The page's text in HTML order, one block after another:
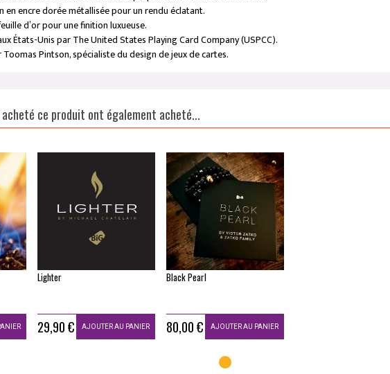
en encre dorée métallisée pour un rendu éclatant.
d’or pour une finition luxueuse.
États-Unis parThe United States Playing Card Company (USPCC).
Toomas Pintson, spécialiste du design de jeux de cartes.
ce produit ont également acheté...
Lighter
29,90 € AJOUTER AU PANIER
Black Pearl
80,00 € AJOUTER AU PANIER